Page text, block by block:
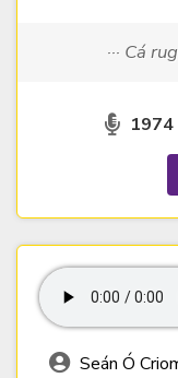
··· Cá rug
1974
Seán Ó